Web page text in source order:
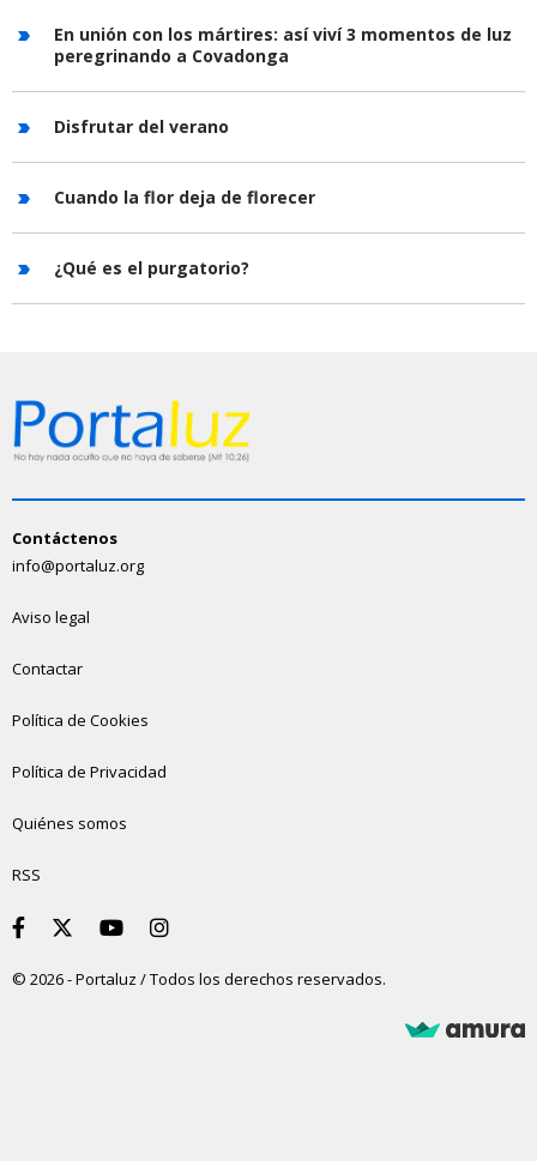
En unión con los mártires: así viví 3 momentos de luz
peregrinando a Covadonga
Disfrutar del verano
Cuando la flor deja de florecer
¿Qué es el purgatorio?
Contáctenos
info@portaluz.org
Aviso legal
Contactar
Política de Cookies
Política de Privacidad
Quiénes somos
RSS
© 2026 - Portaluz / Todos los derechos reservados.